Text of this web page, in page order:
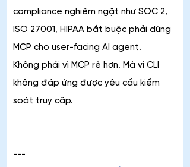
compliance nghiêm ngặt như SOC 2,
ISO 27001, HIPAA bắt buộc phải dùng
MCP cho user-facing AI agent.
Không phải vì MCP rẻ hơn. Mà vì CLI
không đáp ứng được yêu cầu kiểm
soát truy cập.
---